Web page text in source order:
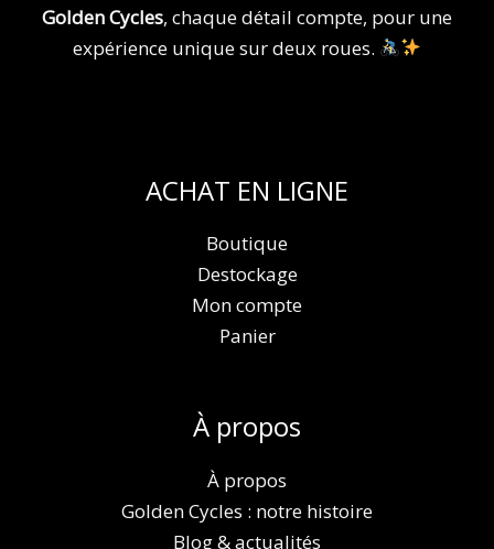
Golden Cycles, chaque détail compte, pour une
expérience unique sur deux roues.
ACHAT EN LIGNE
Boutique
Destockage
Mon compte
Panier
À propos
À propos
Golden Cycles : notre histoire
Blog & actualités